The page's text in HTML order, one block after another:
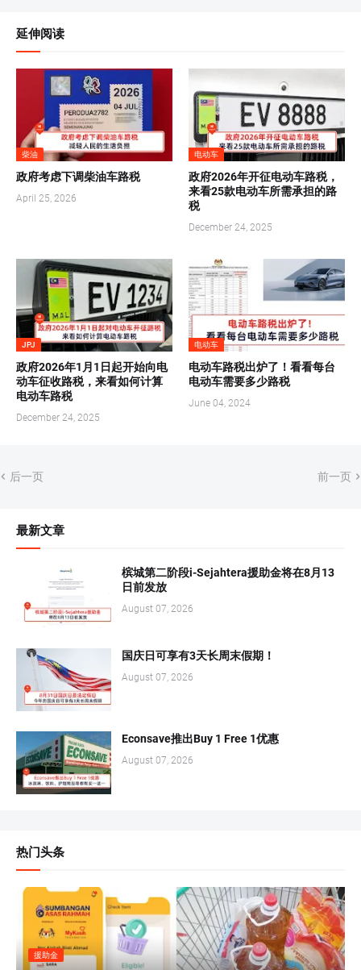
延伸阅读
柴油
政府考虑下调柴油车路税
April 25, 2026
电动车
政府2026年开征电动车路税，
来看25款电动车所需承担的路
税
December 24, 2025
JPJ
政府2026年1月1日起开始向电
动车征收路税，来看如何计算
电动车路税
December 24, 2025
电动车
电动车路税出炉了！看看每台
电动车需要多少路税
June 04, 2024
后一页 前一页
最新文章
槟城第二阶段i-Sejahtera援助金将在8月13
日前发放
August 07, 2026
国庆日可享有3天长周末假期！
August 07, 2026
Econsave推出Buy 1 Free 1优惠
August 07, 2026
热门头条
援助金